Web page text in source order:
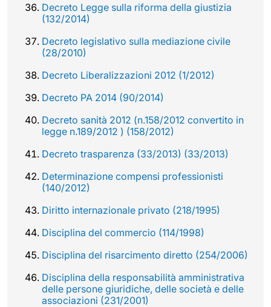
Decreto Legge sulla riforma della giustizia
(132/2014)
Decreto legislativo sulla mediazione civile
(28/2010)
Decreto Liberalizzazioni 2012 (1/2012)
Decreto PA 2014 (90/2014)
Decreto sanità 2012 (n.158/2012 convertito in
legge n.189/2012 ) (158/2012)
Decreto trasparenza (33/2013) (33/2013)
Determinazione compensi professionisti
(140/2012)
Diritto internazionale privato (218/1995)
Disciplina del commercio (114/1998)
Disciplina del risarcimento diretto (254/2006)
Disciplina della responsabilità amministrativa
delle persone giuridiche, delle società e delle
associazioni (231/2001)